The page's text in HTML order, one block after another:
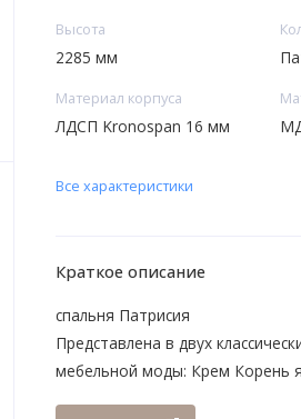
Высота
2285 мм
Материал корпуса
ЛДСП Kronospan 16 мм
Все характеристики
Краткое описание
спальня Патрисия
Представлена в двух
мебельной моды: Крем Корень